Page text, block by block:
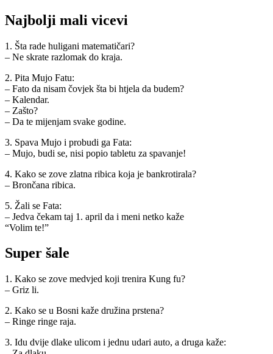
Najbolji mali vicevi
1. Šta rade huligani matematičari?
– Ne skrate razlomak do kraja.
2. Pita Mujo Fatu:
– Fato da nisam čovjek šta bi htjela da budem?
– Kalendar.
– Zašto?
– Da te mijenjam svake godine.
3. Spava Mujo i probudi ga Fata:
– Mujo, budi se, nisi popio tabletu za spavanje!
4. Kako se zove zlatna ribica koja je bankrotirala?
– Brončana ribica.
5. Žali se Fata:
– Jedva čekam taj 1. april da i meni netko kaže
“Volim te!”
Super šale
1. Kako se zove medvjed koji trenira Kung fu?
– Griz li.
2. Kako se u Bosni kaže družina prstena?
– Ringe ringe raja.
3. Idu dvije dlake ulicom i jednu udari auto, a druga kaže: